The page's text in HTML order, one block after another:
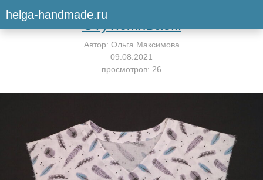
helga-handmade.ruВернуться к мастер-классу
Отутюживаем
Автор: Ольга Максимова
09.08.2021
просмотров: 26